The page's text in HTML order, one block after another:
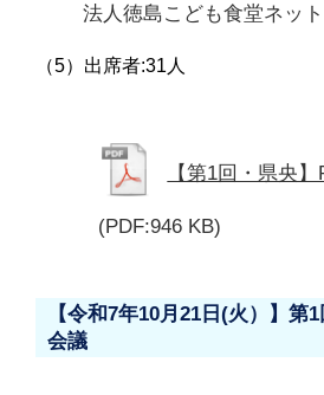
法人徳島こども食堂ネッ
（5）出席者:31人
【第1回・県央
(PDF:946 KB)
【令和7年10月21日(火）】第
会議